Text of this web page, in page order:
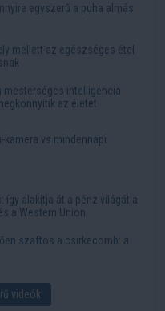
egyszerű a puha almás
mellett az egészséges étel
mesterséges intelligencia
az életet
kamera vs mindennapi
így alakítja át a pénz világát a
a Western Union
szaftos a csirkecomb: a
videók